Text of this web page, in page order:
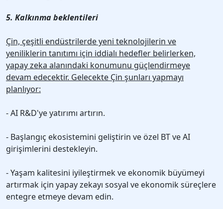
5. Kalkınma beklentileri
Çin, çeşitli endüstrilerde yeni teknolojilerin ve
yeniliklerin tanıtımı için iddialı hedefler belirlerken,
yapay zeka alanındaki konumunu güçlendirmeye
devam edecektir. Gelecekte Çin şunları yapmayı
planlıyor:
- AI R&D'ye yatırımı artırın.
- Başlangıç ekosistemini geliştirin ve özel BT ve AI
girişimlerini destekleyin.
- Yaşam kalitesini iyileştirmek ve ekonomik büyümeyi
artırmak için yapay zekayı sosyal ve ekonomik süreçlere
entegre etmeye devam edin.